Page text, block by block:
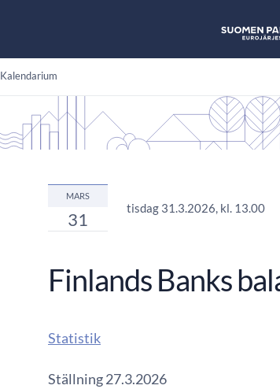
Kalendarium
MARS
31
tisdag 31.3.2026, kl. 13.00
Finlands Banks
Statistik
Ställning 27.3.2026